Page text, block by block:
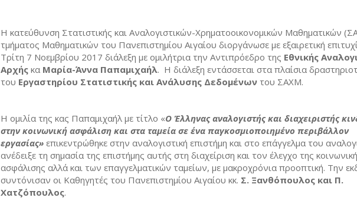
Η κατεύθυνση Στατιστικής και Αναλογιστικών-Χρηματοοικονομικών Μαθηματικών
τμήματος Μαθηματικών του Πανεπιστημίου Αιγαίου διοργάνωσε με εξαιρετική
Τρίτη 7 Νοεμβρίου 2017 διάλεξη με ομιλήτρια την Αντιπρόεδρο της Εθνικής
Αρχής κα Μαρία-Άννα Παπαμιχαήλ. Η διάλεξη εντάσσεται στα πλαίσια
του Εργαστηρίου Στατιστικής και Ανάλυσης Δεδομένων του ΣΑΧΜ.
Η ομιλία της κας Παπαμιχαήλ με τίτλο «Ο Έλληνας αναλογιστής και διαχειριστής
στην κοινωνική ασφάλιση και στα ταμεία σε ένα παγκοσμιοποιημένο περιβάλλον
εργασίας» επικεντρώθηκε στην αναλογιστική επιστήμη και στο επάγγελμα του
ανέδειξε τη σημασία της επιστήμης αυτής στη διαχείριση και τον έλεγχο της
ασφάλισης αλλά και των επαγγελματικών ταμείων, με μακροχρόνια προοπτική. Την
συντόνισαν οι Καθηγητές του Πανεπιστημίου Αιγαίου κκ. Σ. Ξανθόπουλος και Π.
Χατζόπουλος.